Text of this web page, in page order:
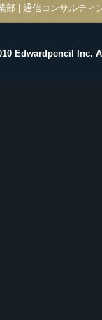
部 | 通信コンサルティ
Edwardpencil Inc.